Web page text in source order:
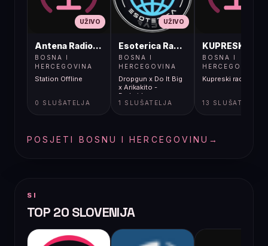
UŽIVO
Antena Radio, Jelah Tešanj
BOSNA I
HERCEGOVINA
Station Offline
0 SLUŠATELJA
UŽIVO
Esoterica Radio S1
BOSNA I
HERCEGOVINA
Dropgun x Do It Big
x Arikakito -
Darkside
1 SLUŠATELJA
BOSNA I
HERCEGOVINA
Kupreski radio
13 SLUŠATELJA
POSJETI BOSNU I HERCEGOVINU →
SI
TOP 20 SLOVENIJA